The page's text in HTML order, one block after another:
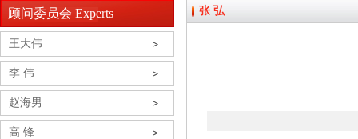
顾问委员会 Experts
王大伟
李 伟
赵海男
高 锋
张 弘